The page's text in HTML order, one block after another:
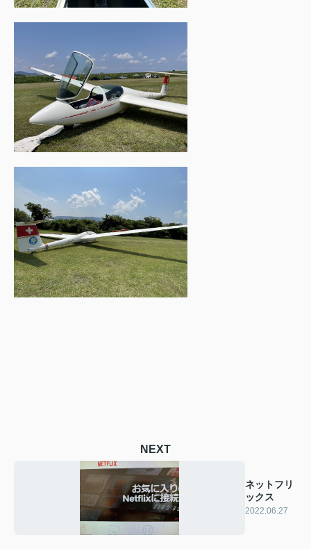
NEXT
ネットフリ
ックス
2022.06.27